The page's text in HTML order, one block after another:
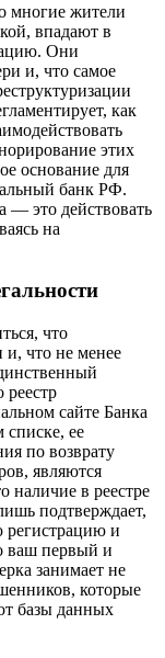
многие жители
впадают в
Они
и, что самое
как
этих
основание для
банк РФ.
— это действовать
на
что
и, что не менее
сайте Банка
списке, ее
по возврату
являются
в реестре
подтверждает,
регистрацию и
ваш первый и
занимает не
которые
базы данных